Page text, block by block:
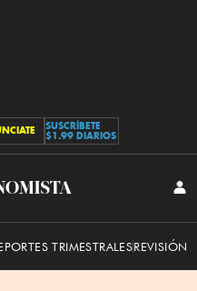
SUSCRÍBETE
$1.99 DIARIOS
TRIMESTRALESREVISIÓN